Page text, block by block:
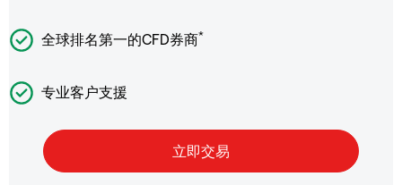
全球排名第一的CFD券商*
专业客户支援